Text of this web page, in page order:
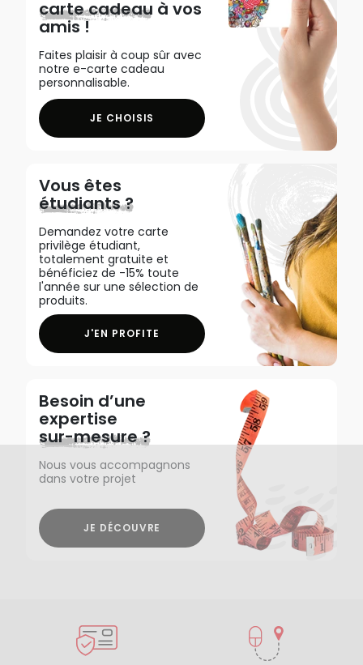
carte cadeau à vos
amis !
Faites plaisir à coup sûr avec
notre e-carte cadeau
personnalisable.
JE CHOISIS
Vous êtes
étudiants ?
Demandez votre carte
privilège étudiant,
totalement gratuite et
bénéficiez de -15% toute
l'année sur une sélection de
produits.
J'EN PROFITE
Besoin d’une
expertise
sur-mesure ?
Nous vous accompagnons
dans votre projet
JE DÉCOUVRE